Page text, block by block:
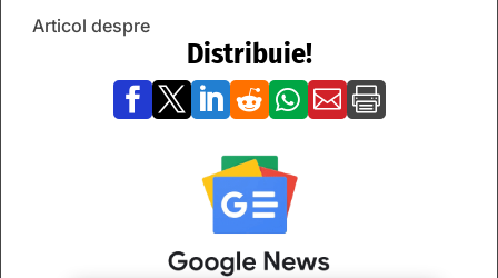
Articol despre
Distribuie!
      